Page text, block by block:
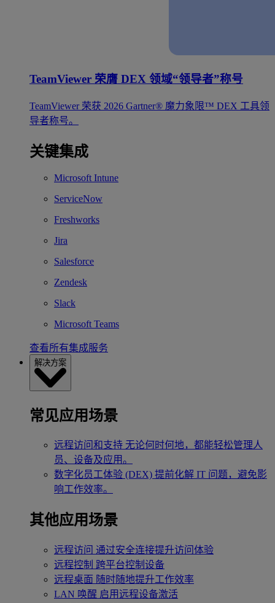
TeamViewer 荣膺 DEX 领域“领导者”称号
TeamViewer 荣获 2026 Gartner® 魔力象限™ DEX 工具领
导者称号。
关键集成
Microsoft Intune
ServiceNow
Freshworks
Jira
Salesforce
Zendesk
Slack
Microsoft Teams
查看所有集成服务
解决方案
常见应用场景
远程访问和支持 无论何时何地，都能轻松管理人
员、设备及应用。
数字化员工体验 (DEX) 提前化解 IT 问题，避免影
响工作效率。
其他应用场景
远程访问 通过安全连接提升访问体验
远程控制 跨平台控制设备
远程桌面 随时随地提升工作效率
LAN 唤醒 启用远程设备激活